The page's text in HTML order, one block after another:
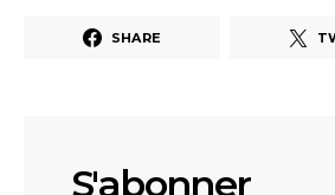
SHARE
S'abonner